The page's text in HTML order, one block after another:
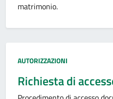
matrimonio.
Categoria:
AUTORIZZAZIONI
Richiesta di